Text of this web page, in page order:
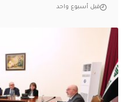
قبل أسبوع واحد